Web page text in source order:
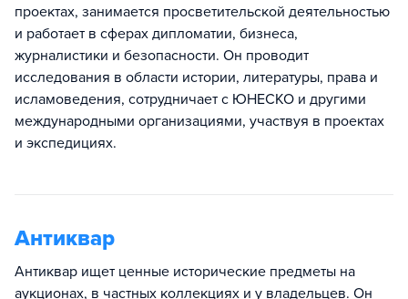
проектах, занимается просветительской деятельностью
и работает в сферах дипломатии, бизнеса,
журналистики и безопасности. Он проводит
исследования в области истории, литературы, права и
исламоведения, сотрудничает с ЮНЕСКО и другими
международными организациями, участвуя в проектах
и экспедициях.
Антиквар
Антиквар ищет ценные исторические предметы на
аукционах, в частных коллекциях и у владельцев. Он